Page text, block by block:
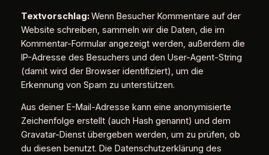
Textvorschlag:Wenn Besucher Kommentare auf der
Website schreiben, sammeln wir die Daten, die im
Kommentar-Formular angezeigt werden, außerdem die
IP-Adresse des Besuchers und den User-Agent-String
(damit wird der Browser identifiziert), um die
Erkennung von Spam zu unterstützen.
Aus deiner E-Mail-Adresse kann eine anonymisierte
Zeichenfolge erstellt (auch Hash genannt) und dem
Gravatar-Dienst übergeben werden, um zu prüfen, ob
du diesen benutzt. Die Datenschutzerklärung des